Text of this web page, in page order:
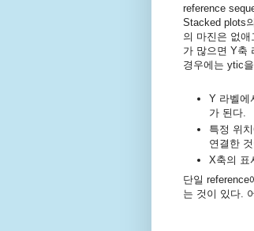
reference
Stacked plots
의 마진은 없
가 많으면 Y축
경우에는 ytic
Y 라벨에
가 된다.
특정 위
연결한
X축의 표
단일 reference
는 것이 있다.